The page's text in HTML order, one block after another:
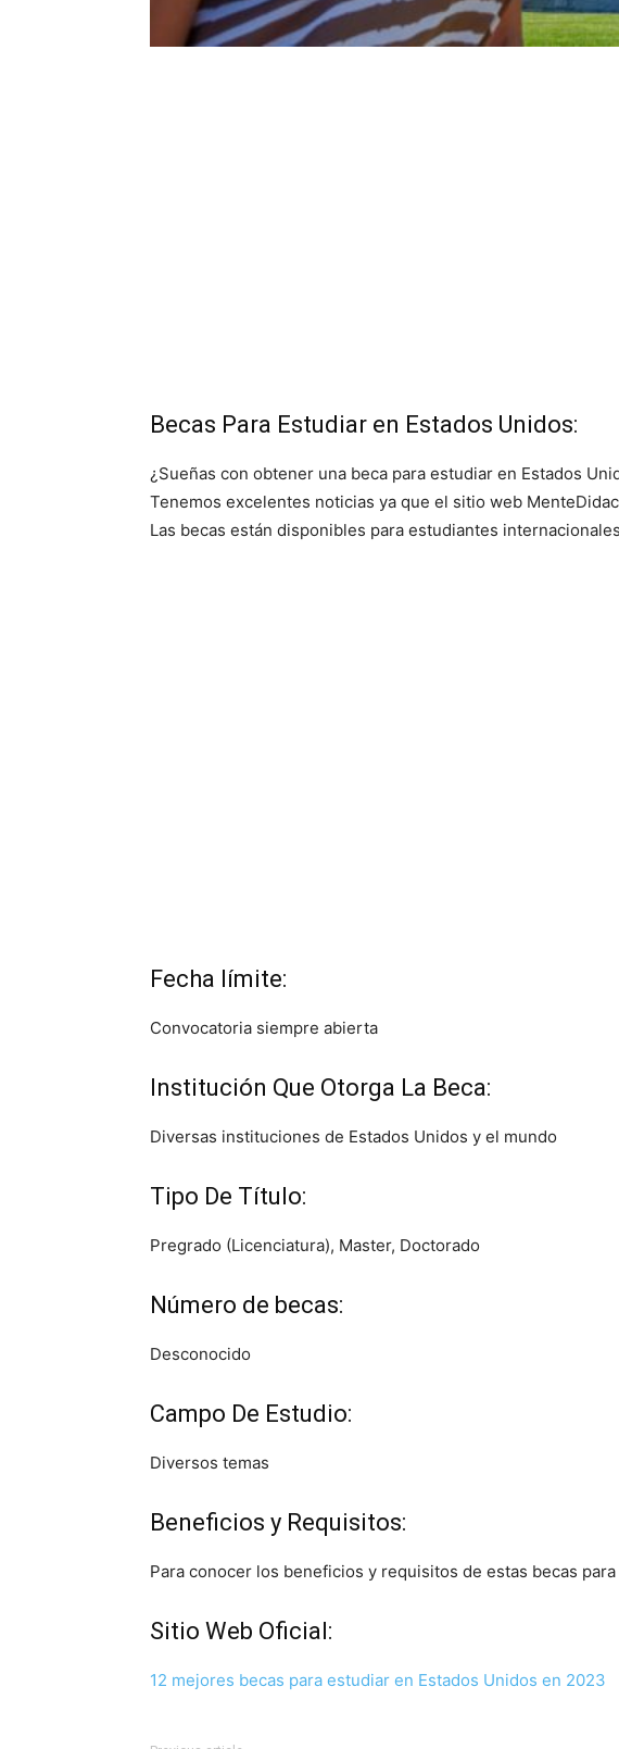
Becas Para Estudiar en Estados Unidos:
¿Sueñas con obtener una beca para estudiar en Estados
Tenemos excelentes noticias ya que el sitio web
Las becas están disponibles para estudiantes
Fecha límite:
Convocatoria siempre abierta
Institución Que Otorga La Beca:
Diversas instituciones de Estados Unidos y el mundo
Tipo De Título:
Pregrado (Licenciatura), Master, Doctorado
Número de becas:
Desconocido
Campo De Estudio:
Diversos temas
Beneficios y Requisitos:
Para conocer los beneficios y requisitos de estas becas
Sitio Web Oficial:
12 mejores becas para estudiar en Estados Unidos en 2023
las